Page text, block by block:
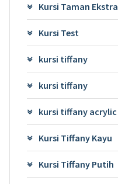
Kursi Taman Ekstra
Kursi Test
kursi tiffany
kursi tiffany
kursi tiffany acrylic
Kursi Tiffany Kayu
Kursi Tiffany Putih